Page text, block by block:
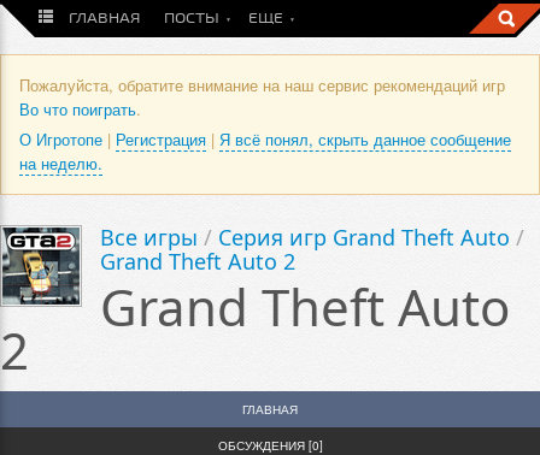
ГЛАВНАЯ ПОСТЫ ЕЩЕ
Пожалуйста, обратите внимание на наш сервис рекомендаций игр
Во что поиграть.
О Игротопе | Регистрация | Я всё понял, скрыть данное сообщение
на неделю.
Все игры / Серия игр Grand Theft Auto /
Grand Theft Auto 2
Grand Theft Auto
2
ГЛАВНАЯ
ОБСУЖДЕНИЯ [0]